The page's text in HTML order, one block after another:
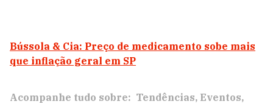
Bússola & Cia: Preço de medicamento sobe mais
que inflação geral em SP
Acompanhe tudo sobre: Tendências Eventos